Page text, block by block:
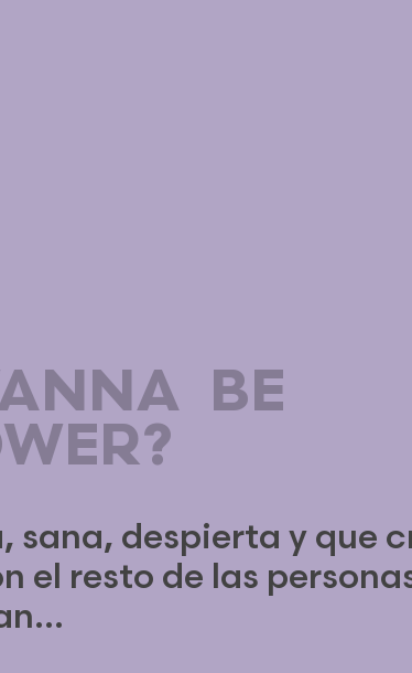
BE
sana, despierta y que
el resto de las